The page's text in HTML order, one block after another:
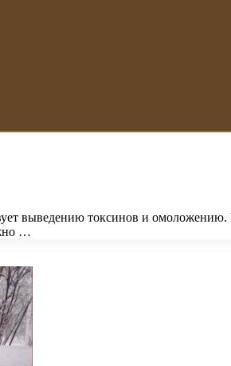
выведению токсинов и
…